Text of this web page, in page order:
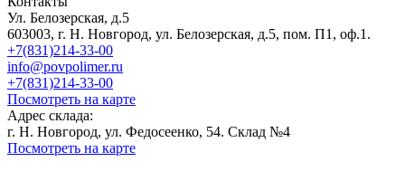
Ул. Белозерская, д.5
603003, г. Н. Новгород, ул. Белозерская, д.5, пом. П1, оф.1.
+7(831)214-33-00
info@povpolimer.ru
+7(831)214-33-00
Посмотреть на карте
Адрес склада:
г. Н. Новгород, ул. Федосеенко, 54. Склад №4
Посмотреть на карте